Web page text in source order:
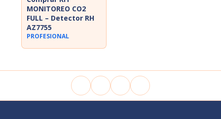
MONITOREO CO2
FULL – Detector RH
AZ7755
PROFESIONAL